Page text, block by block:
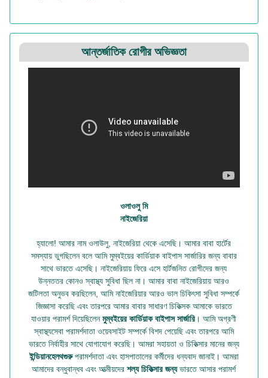
আন্তর্জাতিক রোগীর অভিজ্ঞতা
ওলাওলু মি
নাইজেরিয়া
হ্যালো! আমার নাম ওলাউলু, নাইজেরিয়া থেকে এসেছি। আমার বাবা হার্টের
সমস্যায় ভুগছিলেন বলে আমি মুম্বইয়ের কার্ডিয়াক বাইপাস সার্জারির জন্য বাবার
সাথে ভারতে এসেছি। নাইজেরিয়ায় ফিরে এসে হার্টজনিত রোগীদের জন্য
উন্নততর কোনও স্বাস্থ্য সুবিধা ছিল না। আমার বাবা নাইজেরিয়ায় আরও
জটিলতা অনুভব করছিলেন, আমি নাইজেরিয়ার আরও ভাল চিকিৎসা সুবিধা সম্পর্কে
জিজ্ঞাসা করেছি এবং তারপরে আমার বাবার সাধারণ চিকিত্সক আমাকে ভারতে
যাওয়ার পরামর্শ দিয়েছিলেনমুম্বইয়ের কার্ডিয়াক বাইপাস সার্জারি। আমি অগ্রণী
স্বাস্থ্যসেবা পরামর্শদাতা ওয়েবসাইট সম্পর্কে বিশদ পেয়েছি এবং তারপরে আমি
ভারতে নির্বাহীর সাথে যোগাযোগ করেছি। আমরা সহায়তা ও চিকিত্সার মানের জন্য
ইন্ডিয়ানহেলথগুরুপরামর্শদাতা এবং হাসপাতালের কর্মীদের ধন্যবাদ জানাই। আমরা
আমাদের বন্ধুবান্ধব এবং আত্মীয়দেরশল্য চিকিত্সার জন্যভারতে আসার পরামর্শ